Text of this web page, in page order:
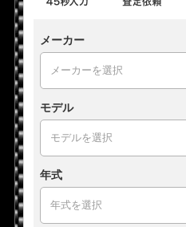
メーカー
モデル
年式